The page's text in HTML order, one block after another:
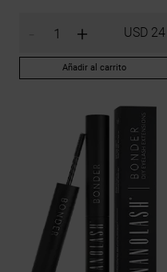
USD 24
+
Añadir al carrito